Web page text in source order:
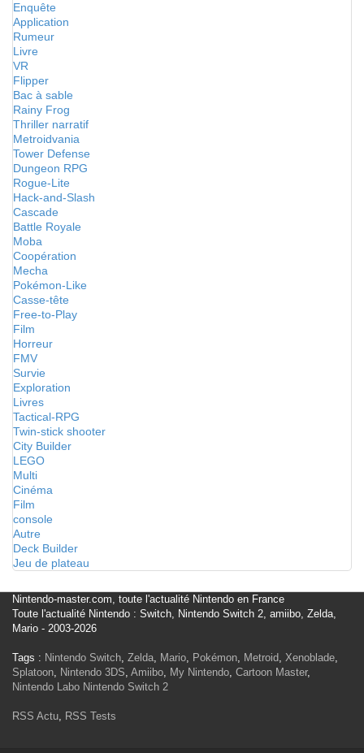
Enquête
Application
Rumeur
Livre
VR
Flipper
Bac à sable
Rainy Frog
Thriller narratif
Metroidvania
Tower Defense
Dungeon RPG
Rogue-Lite
Hack-and-Slash
Cascade
Battle Royale
Moba
Coopération
Mecha
Pokémon-Like
Casse-tête
Free-to-Play
Film
Horreur
FMV
Survie
Exploration
Livres
Tactical-RPG
Twin-stick shooter
City Builder
LEGO
Multi
Cinéma
Film
console
Autre
Deck Builder
Jeu de plateau
Nintendo-master.com, toute l'actualité Nintendo en France
Toute l'actualité Nintendo : Switch, Nintendo Switch 2, amiibo, Zelda,
Mario - 2003-2026
Tags : Nintendo Switch, Zelda, Mario, Pokémon, Metroid, Xenoblade,
Splatoon, Nintendo 3DS, Amiibo, My Nintendo, Cartoon Master,
Nintendo Labo Nintendo Switch 2
RSS Actu, RSS Tests